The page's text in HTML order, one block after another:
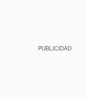
PUBLICIDAD